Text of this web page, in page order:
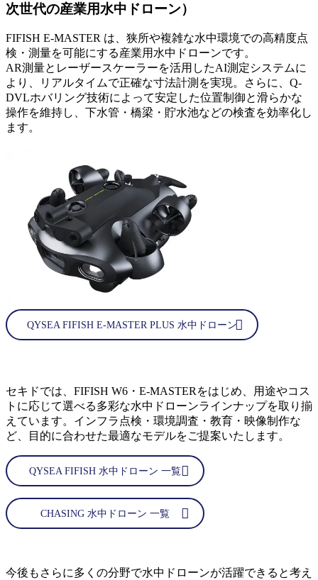
次世代の産業用水中ドローン）
FIFISH E-MASTER は、狭所や複雑な水中環境での高精度点
検・測量を可能にする産業用水中ドローンです。
AR測量とレーザースケーラーを活用したAI測定システムに
より、リアルタイムで正確な寸法計測を実現。さらに、Q-
DVLホバリング技術によって安定した位置制御と滑らかな
操作を維持し、下水管・橋梁・貯水池などの検査を効率化し
ます。
QYSEA FIFISH E-MASTER PLUS 水中ドローン
セキドでは、FIFISH W6・E-MASTERをはじめ、用途やコス
トに応じて選べる多彩な水中ドローンラインナップを取り揃
えています。インフラ点検・環境調査・教育・映像制作な
ど、目的に合わせた最適なモデルをご提案いたします。
QYSEA FIFISH 水中ドローン 一覧
CHASING 水中ドローン 一覧
今後もさらに多くの分野で水中ドローンが活躍できると考え